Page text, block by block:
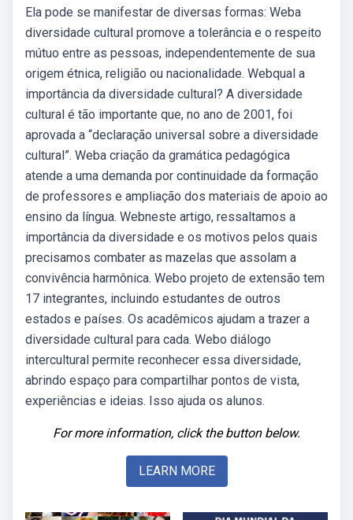
Ela pode se manifestar de diversas formas: Weba
diversidade cultural promove a tolerância e o respeito
mútuo entre as pessoas, independentemente de sua
origem étnica, religião ou nacionalidade. Webqual a
importância da diversidade cultural? A diversidade
cultural é tão importante que, no ano de 2001, foi
aprovada a “declaração universal sobre a diversidade
cultural”. Weba criação da gramática pedagógica
atende a uma demanda por continuidade da formação
de professores e ampliação dos materiais de apoio ao
ensino da língua. Webneste artigo, ressaltamos a
importância da diversidade e os motivos pelos quais
precisamos combater as mazelas que assolam a
convivência harmônica. Webo projeto de extensão tem
17 integrantes, incluindo estudantes de outros
estados e países. Os acadêmicos ajudam a trazer a
diversidade cultural para cada. Webo diálogo
intercultural permite reconhecer essa diversidade,
abrindo espaço para compartilhar pontos de vista,
experiências e ideias. Isso ajuda os alunos.
For more information, click the button below.
LEARN MORE